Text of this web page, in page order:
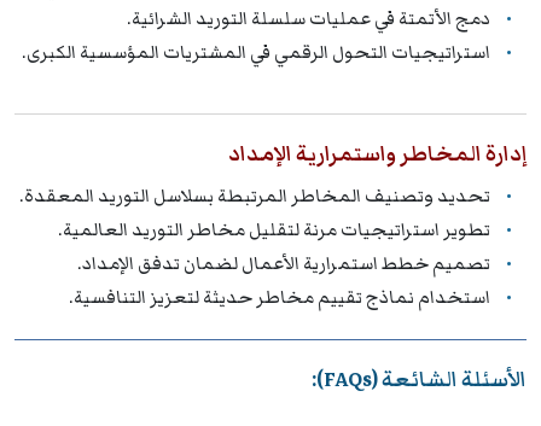
دمج الأتمتة في عمليات سلسلة التوريد الشرائية.
استراتيجيات التحول الرقمي في المشتريات المؤسسية الكبرى.
إدارة المخاطر واستمرارية الإمداد
تحديد وتصنيف المخاطر المرتبطة بسلاسل التوريد المعقدة.
تطوير استراتيجيات مرنة لتقليل مخاطر التوريد العالمية.
تصميم خطط استمرارية الأعمال لضمان تدفق الإمداد.
استخدام نماذج تقييم مخاطر حديثة لتعزيز التنافسية.
الأسئلة الشائعة (FAQs):